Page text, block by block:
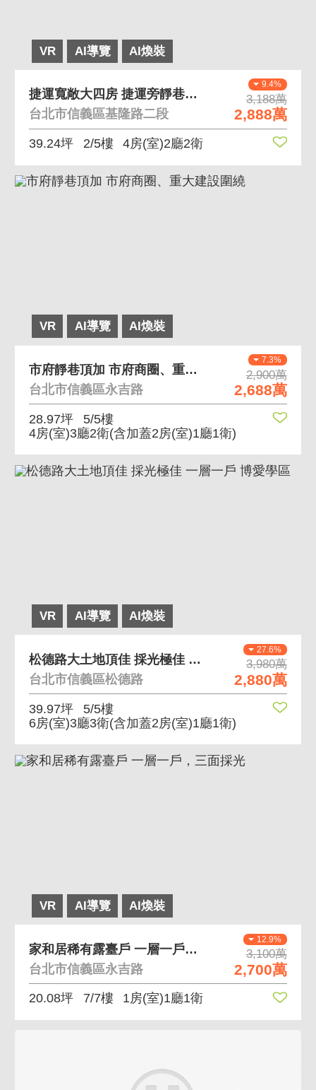
VR AI導覽 AI煥裝
9.4%
3,188萬
2,888萬
捷運寬敞大四房 捷運旁靜巷大戶 大空間首選
台北市信義區基隆路二段
39.24坪 2/5樓 4房(室)2廳2衛
VR AI導覽 AI煥裝
7.3%
2,900萬
2,688萬
市府靜巷頂加 市府商圈、重大建設圍繞
台北市信義區永吉路
28.97坪
5/5樓
4房(室)3廳2衛(含加蓋2房(室)1廳1衛)
VR AI導覽 AI煥裝
27.6%
3,980萬
2,880萬
松德路大土地頂佳 採光極佳 一層一戶 博愛學區
台北市信義區松德路
39.97坪
5/5樓
6房(室)3廳3衛(含加蓋2房(室)1廳1衛)
VR AI導覽 AI煥裝
12.9%
3,100萬
2,700萬
家和居稀有露臺戶 一層一戶，三面採光
台北市信義區永吉路
20.08坪 7/7樓 1房(室)1廳1衛